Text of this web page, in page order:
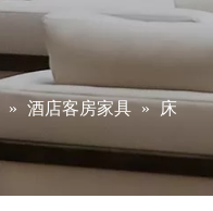
» 酒店客房家具 » 床